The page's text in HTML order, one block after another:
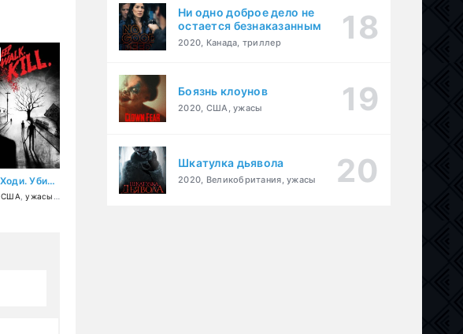
Спи. Ходи. Убивай.
США ,ужасы
Ни одно доброе дело не
остается безнаказанным
2020, Канада, триллер
Боязнь клоунов
2020, США, ужасы
Шкатулка дьявола
2020, Великобритания, ужасы